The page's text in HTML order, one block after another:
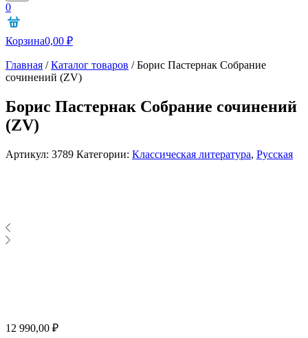
0
Корзина0,00 ₽
Главная /Каталог товаров /Борис Пастернак Собрание
сочинений (ZV)
Борис Пастернак Собрание сочинений
(ZV)
Артикул: 3789 Категории: Классическая литература, Русская
12 990,00 ₽